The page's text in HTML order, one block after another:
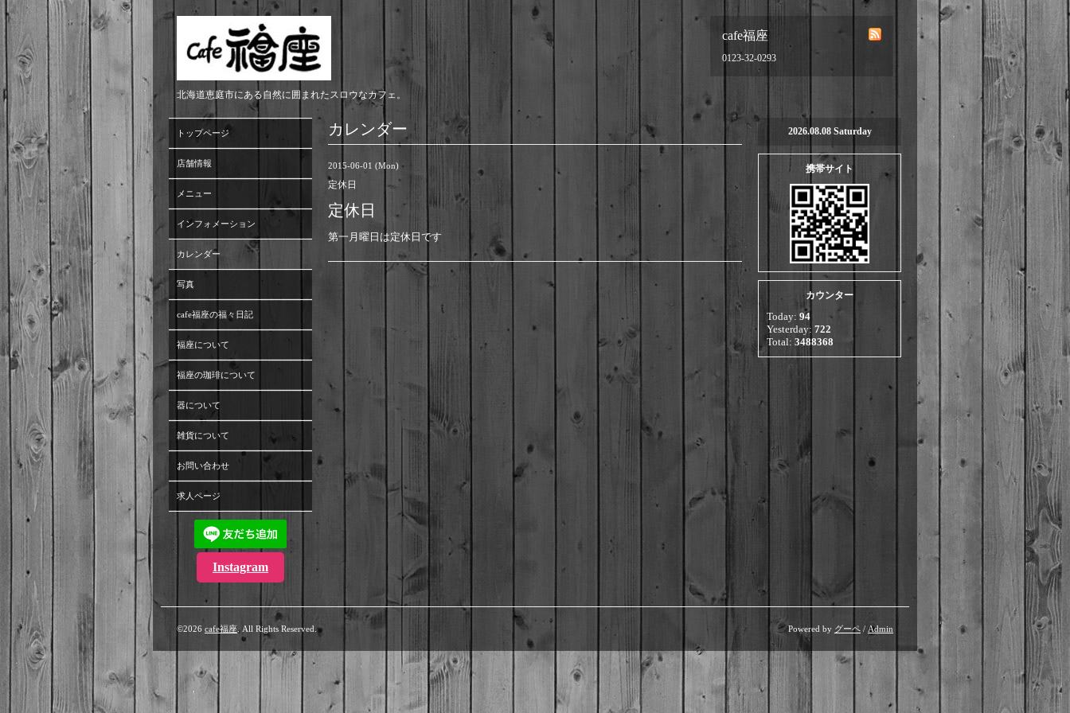
cafe福座
0123-32-0293
北海道恵庭市にある自然に囲まれたスロウなカフェ。
カレンダー
2015-06-01 (Mon)
定休日
定休日
第一月曜日は定休日です
トップページ
店舗情報
メニュー
インフォメーション
カレンダー
写真
cafe福座の福々日記
福座について
福座の珈琲について
器について
雑貨について
お問い合わせ
求人ページ
Instagram
2026.08.08 Saturday
携帯サイト
カウンター
Today: 94
Yesterday: 722
Total: 3488368
©2026 cafe福座. All Rights Reserved. Powered by グーペ / Admin